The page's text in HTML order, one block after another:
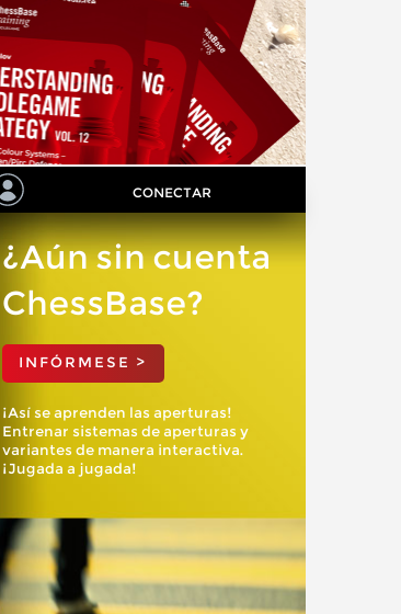
CONECTAR
¿Aún sin cuenta
ChessBase?
INFÓRMESE >
¡Así se aprenden las aperturas!
Entrenar sistemas de aperturas y
variantes de manera interactiva.
¡Jugada a jugada!